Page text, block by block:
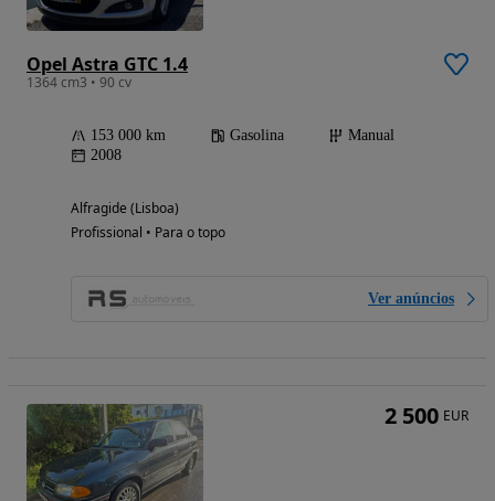
Opel Astra GTC 1.4
1364 cm3 • 90 cv
153 000 km Gasolina
Manual
2008
Alfragide (Lisboa)
Profissional • Para o topo
Ver anúncios
2 500 EUR